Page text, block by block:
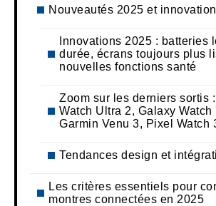
Nouveautés 2025 et
Innovations 2025 : batteries
durée, écrans toujours plus
nouvelles fonctions santé
Zoom sur les derniers sortis
Watch Ultra 2, Galaxy Watch
Garmin Venu 3, Pixel Watch
Tendances design et
Les critères essentiels pour
montres connectées en 2025